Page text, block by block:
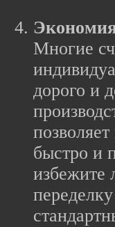
Многие
дорого и
быстро и
избежите